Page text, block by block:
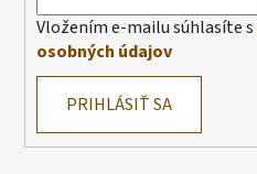
Vložením e-mailu súhlasíte s
osobných údajov
PRIHLÁSIŤ SA